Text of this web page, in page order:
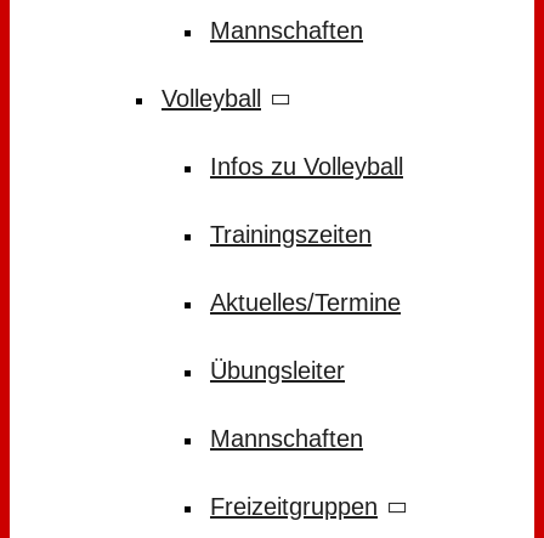
Mannschaften
Volleyball
Infos zu Volleyball
Trainingszeiten
Aktuelles/Termine
Übungsleiter
Mannschaften
Freizeitgruppen